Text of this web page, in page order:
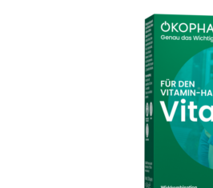
Was muss beachtet werden?
Für kleine Kinder unerreichbar
Anwendung bei Kindern, während der
Stillzeit oder bei Personen, die
Abstimmung mit dem Arzt oder